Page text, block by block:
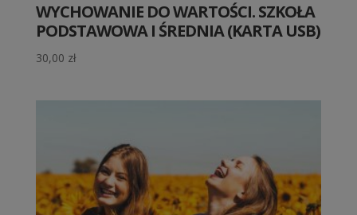
WYCHOWANIE DO WARTOŚCI. SZKOŁA
PODSTAWOWA I ŚREDNIA (KARTA USB)
30,00 zł